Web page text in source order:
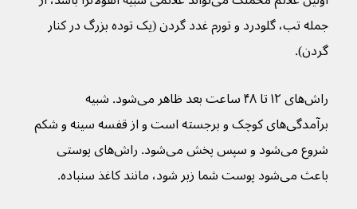
جمله تب، گلودرد و تورم غدد گردن (یک توده بزرگ در کنار
گردن).
راش‌های ۱۲ تا ۴۸ ساعت بعد ظاهر می‌شود. شبیه
برآمدگی‌های کوچک و برجسته است و از قفسه سینه و شکم
شروع می‌شود و سپس پخش می‌شود. راش‌های پوستی
باعث می‌شود پوست شما زبر شود، مانند کاغذ سنباده.